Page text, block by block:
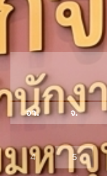
อา. จ.
4
5